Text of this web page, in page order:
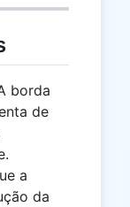
borda
de
a
da